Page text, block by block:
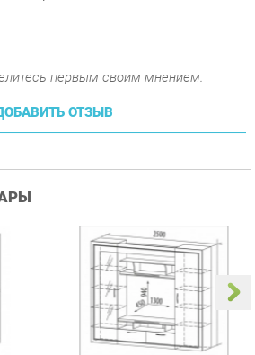
Купить
Гостиная Витра
Симфония 7.10
58 490 ₽